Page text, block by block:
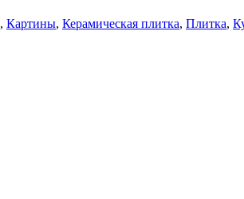
, Картины, Керамическая плитка, Плитка,